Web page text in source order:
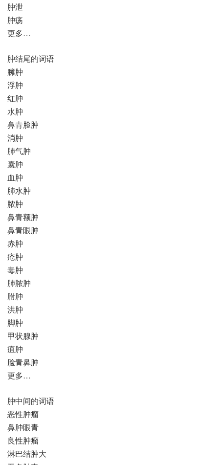
肿泄
肿疡
更多…
肿结尾的词语
臃肿
浮肿
红肿
水肿
鼻青脸肿
消肿
肺气肿
囊肿
血肿
肺水肿
脓肿
鼻青额肿
鼻青眼肿
赤肿
疮肿
毒肿
肺脓肿
胕肿
洪肿
脚肿
甲状腺肿
疽肿
脸青鼻肿
更多…
肿中间的词语
恶性肿瘤
鼻肿眼青
良性肿瘤
淋巴结肿大